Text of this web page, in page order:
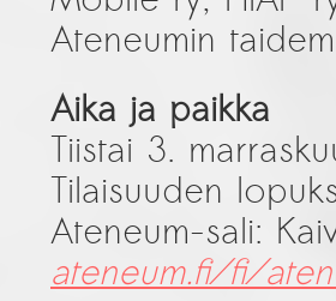
Ateneumin
Aika ja paikka
Tiistai 3.
Tilaisuuden
Ateneum-sali:
ateneum.fi/fi/